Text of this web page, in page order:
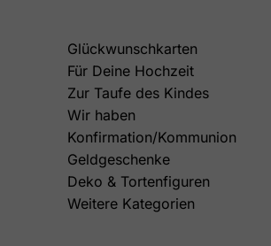
Glückwunschkarten
Für Deine Hochzeit
Zur Taufe des Kindes
Wir haben
Konfirmation/Kommunion
Geldgeschenke
Deko & Tortenfiguren
Weitere Kategorien